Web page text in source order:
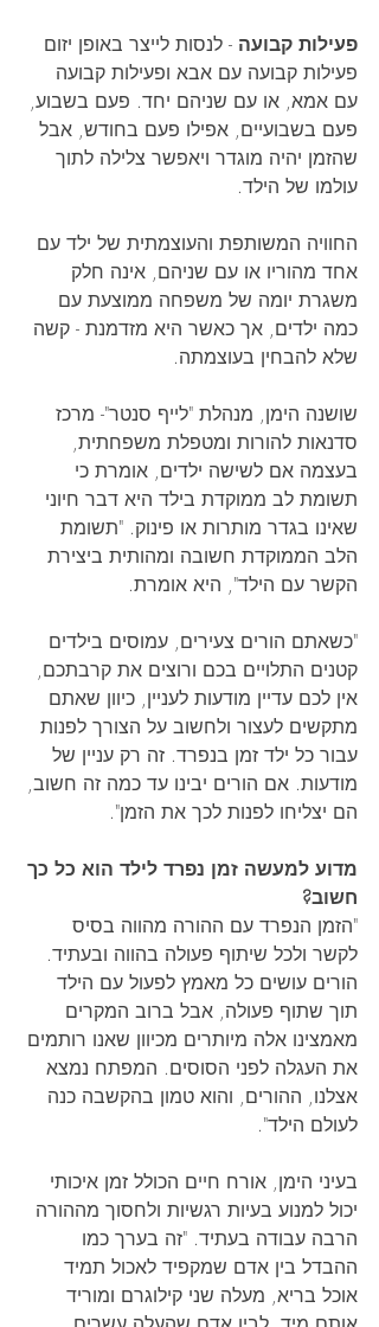
פעילות קבועה - לנסות לייצר באופן יזום
פעילות קבועה עם אבא ופעילות קבועה
עם אמא, או עם שניהם יחד. פעם בשבוע,
פעם בשבועיים, אפילו פעם בחודש, אבל
שהזמן יהיה מוגדר ויאפשר צלילה לתוך
עולמו של הילד.
החוויה המשותפת והעוצמתית של ילד עם
אחד מהוריו או עם שניהם, אינה חלק
משגרת יומה של משפחה ממוצעת עם
כמה ילדים, אך כאשר היא מזדמנת - קשה
שלא להבחין בעוצמתה.
שושנה הימן, מנהלת "לייף סנטר"- מרכז
סדנאות להורות ומטפלת משפחתית,
בעצמה אם לשישה ילדים, אומרת כי
תשומת לב ממוקדת בילד היא דבר חיוני
שאינו בגדר מותרות או פינוק. "תשומת
הלב הממוקדת חשובה ומהותית ביצירת
הקשר עם הילד", היא אומרת.
"כשאתם הורים צעירים, עמוסים בילדים
קטנים התלויים בכם ורוצים את קרבתכם,
אין לכם עדיין מודעות לעניין, כיוון שאתם
מתקשים לעצור ולחשוב על הצורך לפנות
עבור כל ילד זמן בנפרד. זה רק עניין של
מודעות. אם הורים יבינו עד כמה זה חשוב,
הם יצליחו לפנות לכך את הזמן".
מדוע למעשה זמן נפרד לילד הוא כל כך
חשוב?
"הזמן הנפרד עם ההורה מהווה בסיס
לקשר ולכל שיתוף פעולה בהווה ובעתיד.
הורים עושים כל מאמץ לפעול עם הילד
תוך שתוף פעולה, אבל ברוב המקרים
מאמצינו אלה מיותרים מכיוון שאנו רותמים
את העגלה לפני הסוסים. המפתח נמצא
אצלנו, ההורים, והוא טמון בהקשבה כנה
לעולם הילד".
בעיני הימן, אורח חיים הכולל זמן איכותי
יכול למנוע בעיות רגשיות ולחסוך מההורה
הרבה עבודה בעתיד. "זה בערך כמו
ההבדל בין אדם שמקפיד לאכול תמיד
אוכל בריא, מעלה שני קילוגרם ומוריד